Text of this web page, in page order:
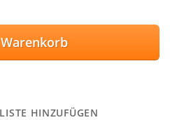
HINZUFÜGEN